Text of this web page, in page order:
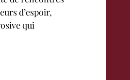
d’espoir,
qui